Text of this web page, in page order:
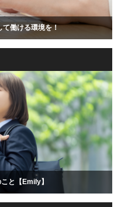
て働ける環境を！
と【Emily】